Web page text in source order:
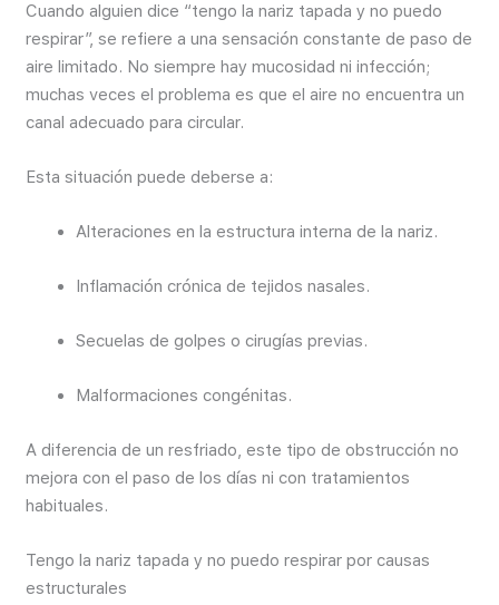
Cuando alguien dice “tengo la nariz tapada y no puedo
respirar”, se refiere a una sensación constante de paso de
aire limitado. No siempre hay mucosidad ni infección;
muchas veces el problema es que el aire no encuentra un
canal adecuado para circular.
Esta situación puede deberse a:
Alteraciones en la estructura interna de la nariz.
Inflamación crónica de tejidos nasales.
Secuelas de golpes o cirugías previas.
Malformaciones congénitas.
A diferencia de un resfriado, este tipo de obstrucción no
mejora con el paso de los días ni con tratamientos
habituales.
Tengo la nariz tapada y no puedo respirar por causas
estructurales